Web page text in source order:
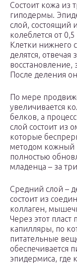
Состоит кожа из
гиподермы.
слой, состоящий
колеблется от
Клетки нижнего
делятся,
После деления
По мере
увеличивается
белков, а
слой состоит из
которые
методом кожный
полностью
младенца – за
Средний слой –
состоит из
коллаген,
Через этот
капилляры, по
питательные
обеспечивается
эпидермиса, где